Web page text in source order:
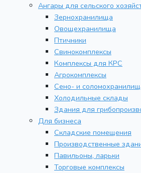
Ангары для сельского
Зернохранилища
Овощехранилища
Птичники
Свинокомплексы
Комплексы для КРС
Агрокомплексы
Сено- и
Холодильные склады
Здания для
Для бизнеса
Складские помещения
Производственные
Павильоны, ларьки
Торговые комплексы